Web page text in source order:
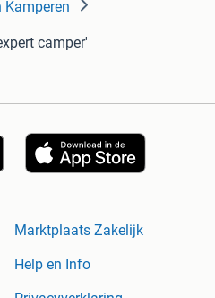
Kamperen
camper'
Marktplaats Zakelijk
Help en Info